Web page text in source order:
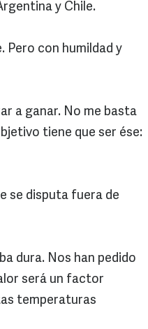
y Chile.
Pero con humildad y
a ganar. No me basta
tiene que ser ése:
se disputa fuera de
dura. Nos han pedido
será un factor
temperaturas